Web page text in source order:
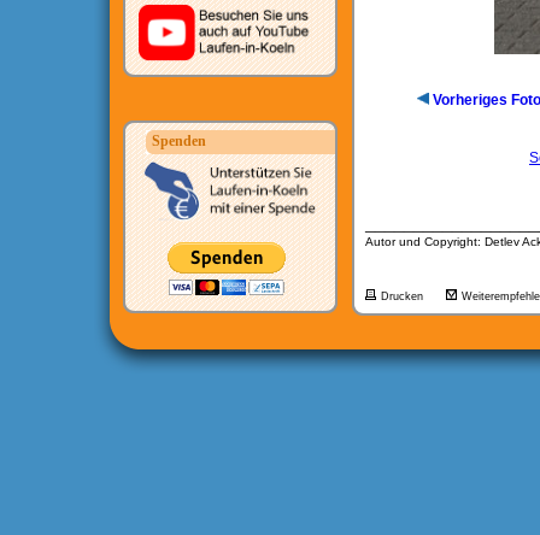
Spenden
Vorheriges Foto
Autor und Copyright: Detlev
Drucken